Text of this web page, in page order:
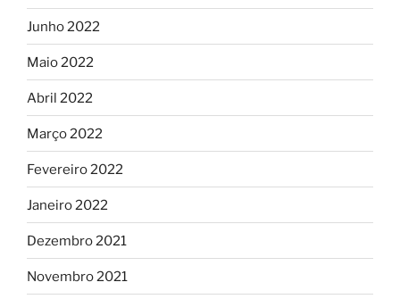
Junho 2022
Maio 2022
Abril 2022
Março 2022
Fevereiro 2022
Janeiro 2022
Dezembro 2021
Novembro 2021